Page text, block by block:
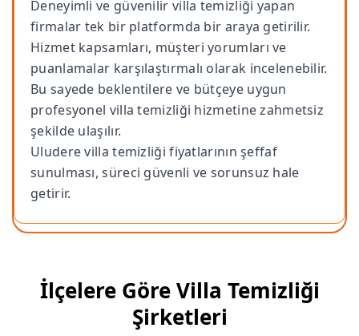
Deneyimli ve güvenilir villa temizliği yapan
firmalar tek bir platformda bir araya getirilir.
Hizmet kapsamları, müşteri yorumları ve
puanlamalar karşılaştırmalı olarak incelenebilir.
Bu sayede beklentilere ve bütçeye uygun
profesyonel villa temizliği hizmetine zahmetsiz
şekilde ulaşılır.
Uludere villa temizliği fiyatlarının şeffaf
sunulması, süreci güvenli ve sorunsuz hale
getirir.
İlçelere Göre Villa Temizliği
Şirketleri